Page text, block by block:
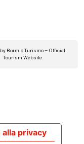
by Bormio Turismo – Official
Tourism Website
privacy